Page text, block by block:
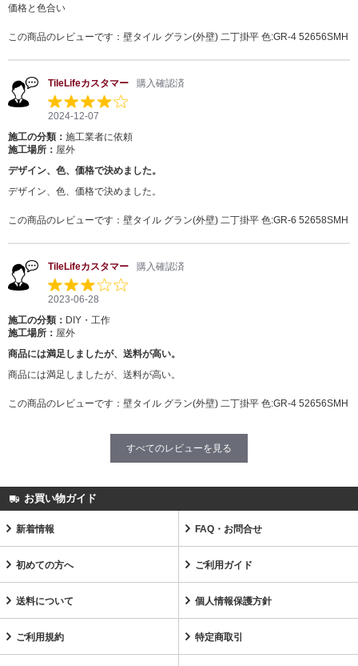
価格と色合い
この商品のレビューです： 壁タイル グラン(外壁) 二丁掛平 色:GR-4 52656SMH
TileLifeカスタマー 購入確認済
2024-12-07
施工の分類： 施工業者に依頼
施工場所： 屋外
デザイン、色、価格で決めました。
デザイン、色、価格で決めました。
この商品のレビューです： 壁タイル グラン(外壁) 二丁掛平 色:GR-6 52658SMH
TileLifeカスタマー 購入確認済
2023-06-28
施工の分類： DIY・工作
施工場所： 屋外
商品には満足しましたが、送料が高い。
商品には満足しましたが、送料が高い。
この商品のレビューです： 壁タイル グラン(外壁) 二丁掛平 色:GR-4 52656SMH
すべてのレビューを見る
お買い物ガイド
新着情報 FAQ・お問合せ
初めての方へ ご利用ガイド
送料について 個人情報保護方針
ご利用規約 特定商取引